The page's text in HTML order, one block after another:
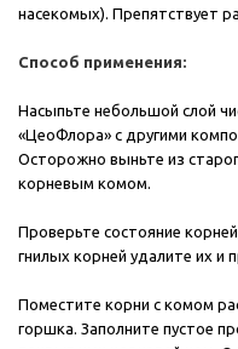
насекомых). Препятствует
Способ применения:
Насыпьте небольшой слой
«ЦеоФлора» с другими
Осторожно выньте из
корневым комом.
Проверьте состояние
гнилых корней удалите их и
Поместите корни с комом
горшка. Заполните пустое